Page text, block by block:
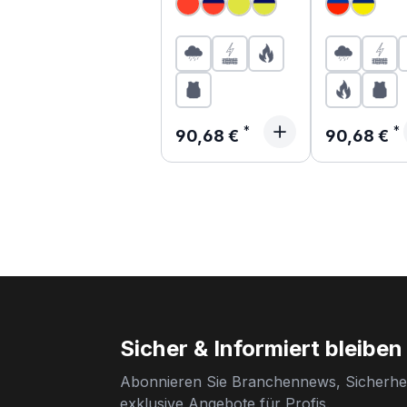
Regulärer Preis:
90,68 €
Regenjacke
Regulärer
90,68 €
Sicher & Informiert bleiben
Abonnieren Sie Branchennews,
exklusive Angebote für Profis.